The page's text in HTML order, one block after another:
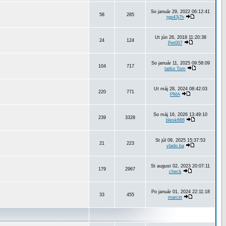
58 285
So január 29, 2022 06:12:41
tgp43j7h
24 124
Ut jún 26, 2018 11:20:38
Pet007
104 717
So január 11, 2025 09:58:09
tatko Tom
220 771
Ut máj 28, 2024 08:42:03
PMA
239 3328
So máj 16, 2026 13:49:10
blesk666
21 223
St júl 09, 2025 15:37:53
vlado.ba
179 2967
St august 02, 2023 20:07:11
check
33 455
Po január 01, 2024 22:11:18
marcin